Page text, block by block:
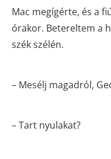
Mac megígérte, és a
órakor. Betereltem a
szék szélén.
– Mesélj magadról,
– Tart nyulakat?